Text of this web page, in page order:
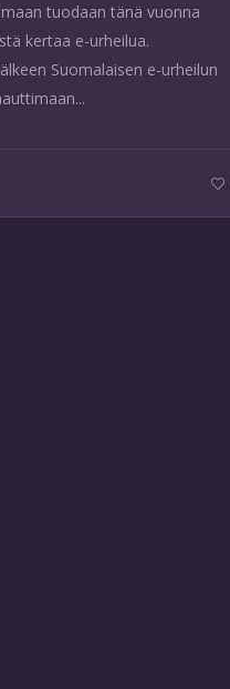
tuodaan tänä vuonna
kertaa e-urheilua.
Suomalaisen e-urheilun